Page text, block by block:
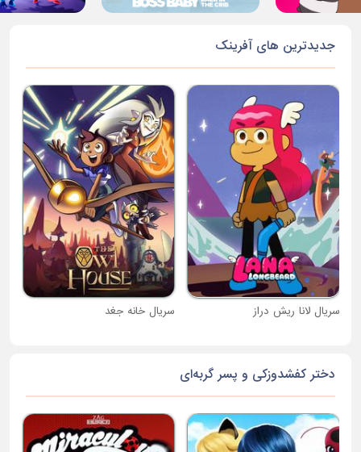
جدیدترین های آفرینک
سریال لانا ریش دراز سریال خانه جغد
دختر کفشدوزکی و پسر گربه‌ای